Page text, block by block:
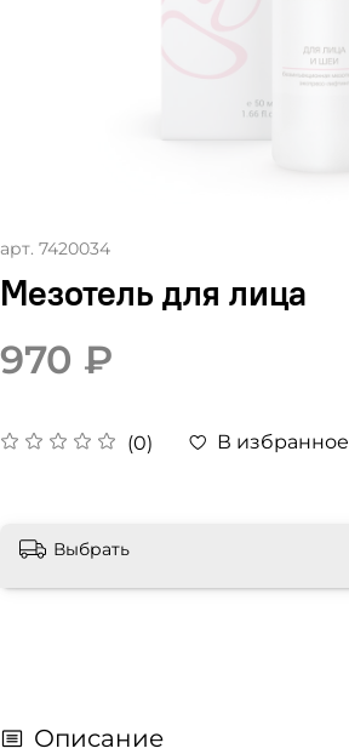
арт. 7420034
Мезотель для лица
(0) В избранное
970 ₽
Выбрать
Описание